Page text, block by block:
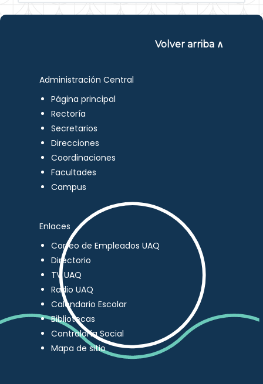
Volver arriba ∧
Administración Central
Página principal
Rectoría
Secretarios
Direcciones
Coordinaciones
Facultades
Campus
Enlaces
Correo de Empleados UAQ
Directorio
TV UAQ
Radio UAQ
Calendario Escolar
Bibliotecas
Contraloría Social
Mapa de sitio